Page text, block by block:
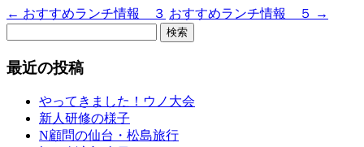
← おすすめランチ情報 ３ おすすめランチ情報 ５
→
最近の投稿
やってきました！ウノ大会
新人研修の様子
N顧問の仙台・松島旅行